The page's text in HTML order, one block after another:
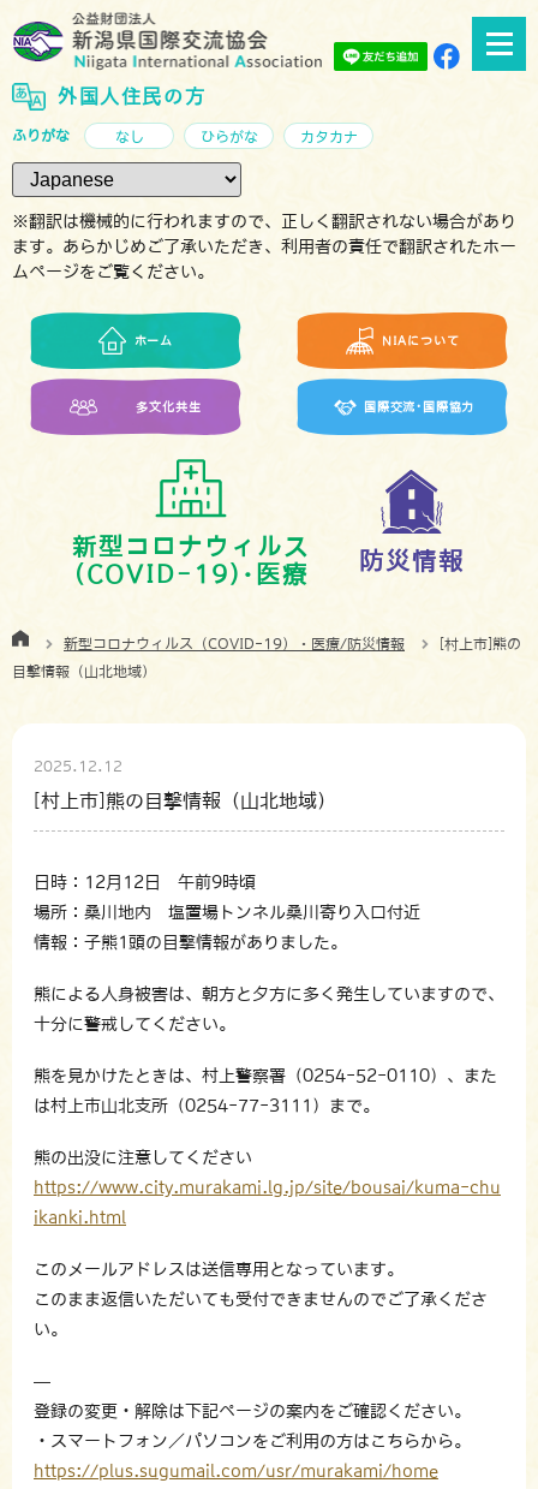
外国人住民の方
ふりがな なし ひらがな カタカナ
※翻訳は機械的に行われますので、正しく翻訳されない場合があり
ます。あらかじめご了承いただき、利用者の責任で翻訳されたホー
ムページをご覧ください。
ホーム NIAについて
多文化共生 国際交流･国際協力
新型コロナウィルス
(COVID-19)･医療
防災情報
新型コロナウィルス（COVID-19）・医療/防災情報
[村上市]熊の
目撃情報（山北地域）
2025.12.12
[村上市]熊の目撃情報（山北地域）
日時：12月12日 午前9時頃
場所：桑川地内 塩置場トンネル桑川寄り入口付近
情報：子熊1頭の目撃情報がありました。
熊による人身被害は、朝方と夕方に多く発生していますので、
十分に警戒してください。
熊を見かけたときは、村上警察署（0254-52-0110）、また
は村上市山北支所（0254-77-3111）まで。
熊の出没に注意してください
https://www.city.murakami.lg.jp/site/bousai/kuma-chu
ikanki.html
このメールアドレスは送信専用となっています。
このまま返信いただいても受付できませんのでご了承くださ
い。
—
登録の変更・解除は下記ページの案内をご確認ください。
・スマートフォン／パソコンをご利用の方はこちらから。
https://plus.sugumail.com/usr/murakami/home